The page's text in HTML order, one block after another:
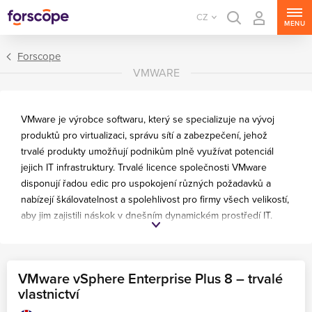
CZ
MENU
Forscope
VMWARE
VMware je výrobce softwaru, který se specializuje na vývoj
produktů pro virtualizaci, správu sítí a zabezpečení, jehož
trvalé produkty umožňují podnikům plně využívat potenciál
jejich IT infrastruktury. Trvalé licence společnosti VMware
disponují řadou edic pro uspokojení různých požadavků a
nabízejí škálovatelnost a spolehlivost pro firmy všech velikostí,
aby jim zajistili náskok v dnešním dynamickém prostředí IT.
Jaké produkty vSphere je možné zakoupit?
VMware vSphere Enterprise Plus 8 – trvalé
vlastnictví